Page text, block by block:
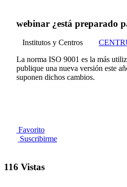
webinar ¿está preparado
Institutos y Centros
La norma ISO 9001 es la más
publique una nueva versión este
suponen dichos cambios.
Favorito
Suscribirme
116 Vistas